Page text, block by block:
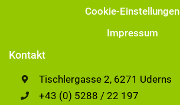
Cookie-Einstellungen
Impressum
Kontakt
Tischlergasse 2, 6271 Uderns
+43 (0) 5288 / 22 197